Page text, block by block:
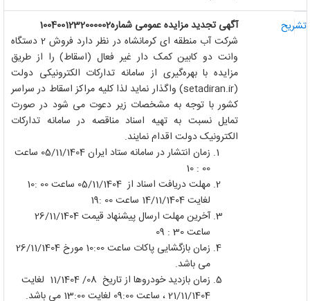
آگهی تجدید مزایدهعمومیشماره1004001232000002
شرکت آب منطقه ای کرمانشاه در نظر دارد فروش 2 دستگاه
وانت دو کابین کمک دار غیر فعال (اسقاط) را از طریق
مزایده با بهره‌‌گیری از سامانه تدارکات الکترونیکی دولت
(setadiran.ir)واگذار نماید لذا کلیه مراکز اسقاط در سراسر
کشور با توجه به مشخصات زیر دعوت می شود در صورت
تمایل نسبت به تهیه اسناد مناقصه در سامانه تدارکات
الکترونیک دولت اقدام نمایند.
زمان انتشار در سامانه ستاد ایران 05/11/1404 ساعت
00 : 10
مهلت دریافت اسناد از 05/11/1404 ساعت 00 :10
لغایت 14/11/1404 ساعت 00 :19
آخرین مهلت ارسال پیشنهاد قیمت 26/11/1404
ساعت 30 : 09
زمان بازگشایی پاکات ساعت 10:00 مورخ 26/11/1404
می باشد.
زمان بازدید خودروها از تاریخ 08/ 11/1404 لغایت
21/11/1404 ، ساعت 09:00 لغایت 13:00 می باشد.